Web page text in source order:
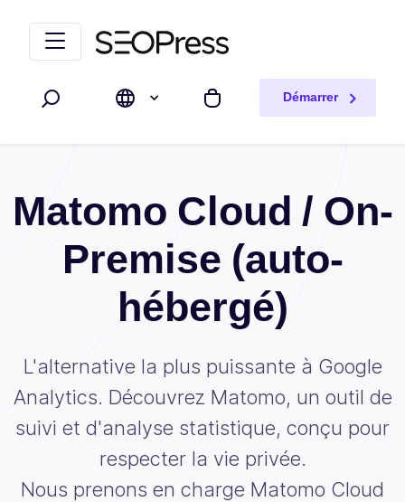
Rechercher Mon panier
Démarrer
Matomo Cloud / On-
Premise (auto-
hébergé)
L'alternative la plus puissante à Google
Analytics. Découvrez Matomo, un outil de
suivi et d'analyse statistique, conçu pour
respecter la vie privée.
Nous prenons en charge Matomo Cloud